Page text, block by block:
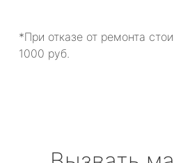
*При отказе от ремонта
1000 руб.